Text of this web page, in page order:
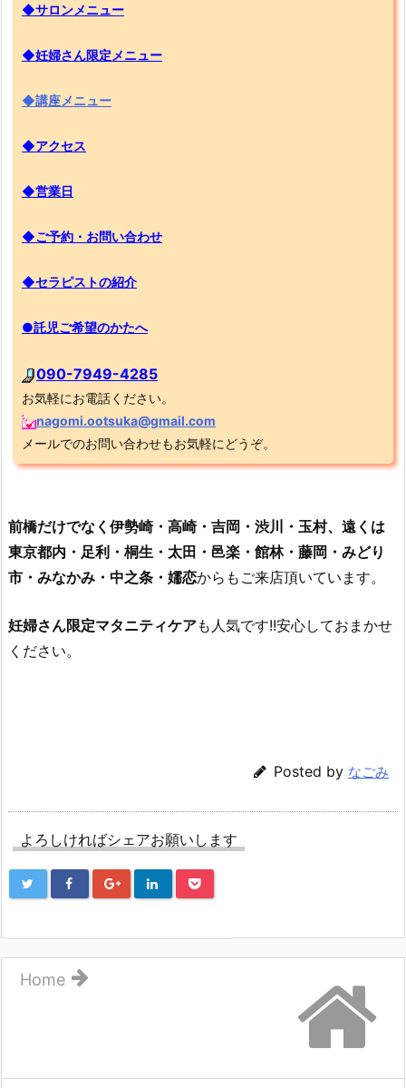
◆サロンメニュー
◆妊婦さん限定メニュー
◆講座メニュー
◆アクセス
◆営業日
◆ご予約・お問い合わせ
◆セラピストの紹介
●託児ご希望のかたへ
090-7949-4285
お気軽にお電話ください。
nagomi.ootsuka@gmail.com
メールでのお問い合わせもお気軽にどうぞ。
前橋だけでなく伊勢崎・高崎・吉岡・渋川・玉村、遠くは
東京都内・足利・桐生・太田・邑楽・館林・藤岡・みどり
市・みなかみ・中之条・嬬恋からもご来店頂いています。
妊婦さん限定マタニティケアも人気です!!安心しておまかせ
ください。
Posted by なごみ
よろしければシェアお願いします
Home